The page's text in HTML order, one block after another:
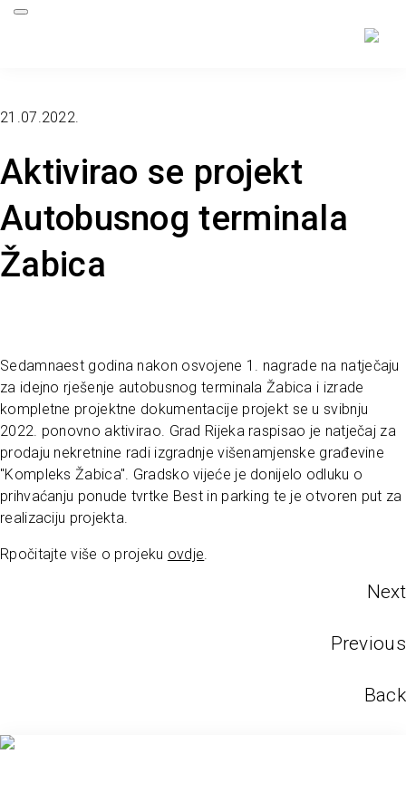
Aktivirao se projekt
Autobusnog terminala
Žabica
21.07.2022.
Sedamnaest godina nakon osvojene 1. nagrade na natječaju
za idejno rješenje autobusnog terminala Žabica i izrade
kompletne projektne dokumentacije projekt se u svibnju
2022. ponovno aktivirao. Grad Rijeka raspisao je natječaj za
prodaju nekretnine radi izgradnje višenamjenske građevine
"Kompleks Žabica". Gradsko vijeće je donijelo odluku o
prihvaćanju ponude tvrtke Best in parking te je otvoren put za
realizaciju projekta.
Rpočitajte više o projeku ovdje
Next
Previous
Back